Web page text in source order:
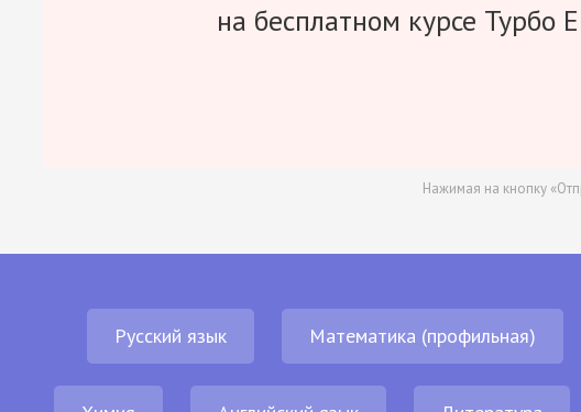
на бесплатном курсе Турбо
Нажимая на кнопку
Русский язык Математика (профильная)